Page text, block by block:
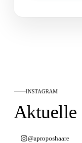
INSTAGRAM
Aktuelle
@aproposhaare